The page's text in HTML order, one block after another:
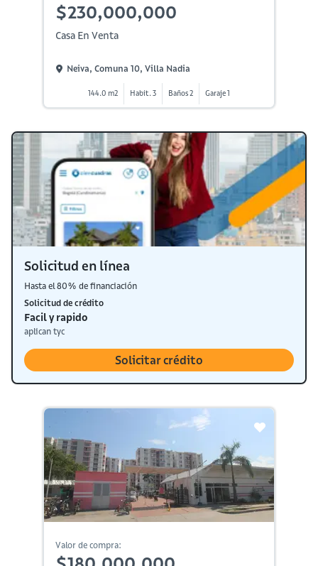
$230,000,000
Casa En Venta
Neiva, Comuna 10, Villa Nadia
144.0 m2 Habit. 3 Baños 2 Garaje 1
Solicitud en línea
Hasta el 80% de financiación
Solicitud de crédito
Facil y rapido
aplican tyc
Solicitar crédito
Valor de compra: